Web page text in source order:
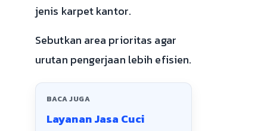
jenis karpet kantor.
Sebutkan area prioritas agar
urutan pengerjaan lebih efisien.
BACA JUGA
Layanan Jasa Cuci